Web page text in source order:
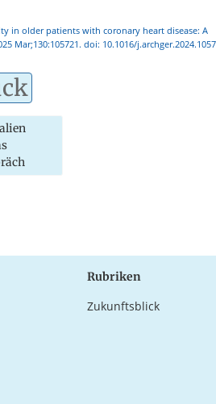
in older patients with coronary heart disease: A
Mar;130:105721. doi: 10.1016/
Rubriken
Zukunftsblick